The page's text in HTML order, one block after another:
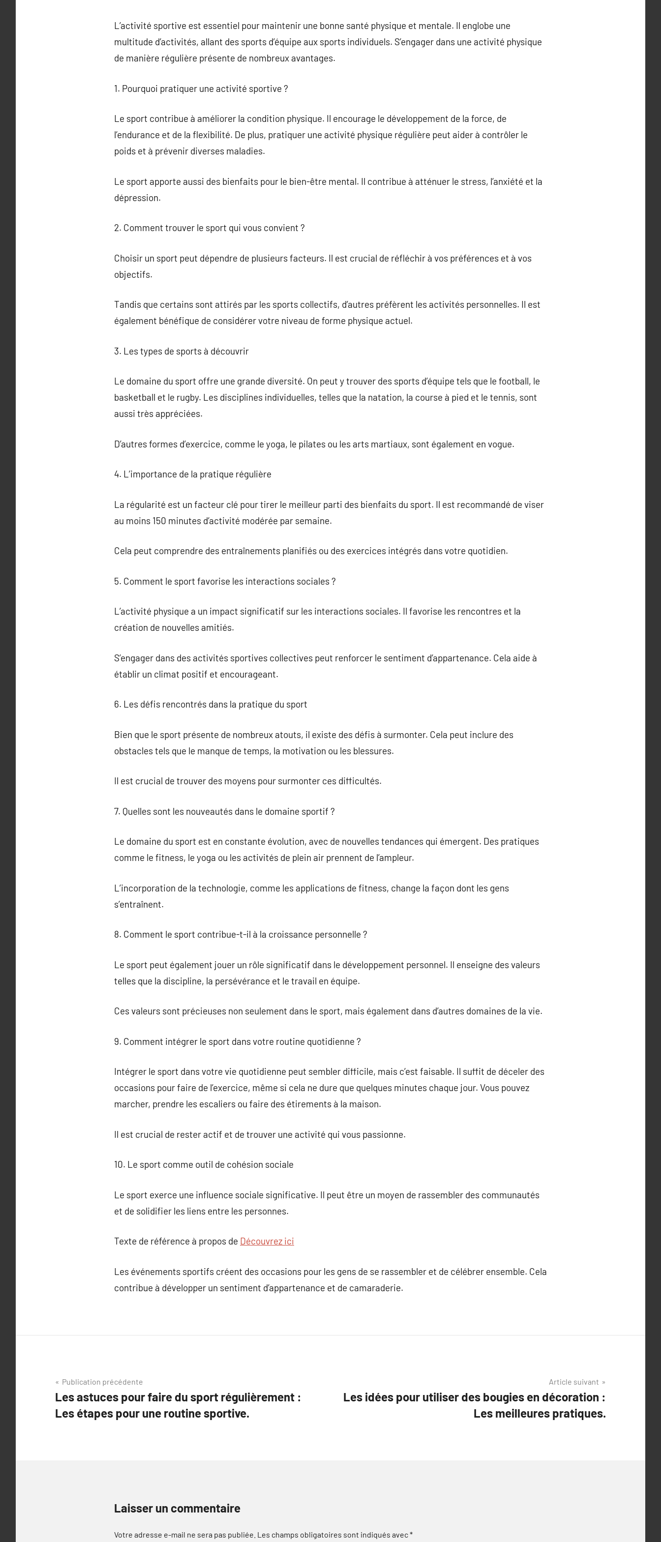
L’activité sportive est essentiel pour maintenir une bonne santé physique et mentale. Il englobe une
multitude d’activités, allant des sports d’équipe aux sports individuels. S’engager dans une activité physique
de manière régulière présente de nombreux avantages.
1. Pourquoi pratiquer une activité sportive ?
Le sport contribue à améliorer la condition physique. Il encourage le développement de la force, de
l’endurance et de la flexibilité. De plus, pratiquer une activité physique régulière peut aider à contrôler le
poids et à prévenir diverses maladies.
Le sport apporte aussi des bienfaits pour le bien-être mental. Il contribue à atténuer le stress, l’anxiété et la
dépression.
2. Comment trouver le sport qui vous convient ?
Choisir un sport peut dépendre de plusieurs facteurs. Il est crucial de réfléchir à vos préférences et à vos
objectifs.
Tandis que certains sont attirés par les sports collectifs, d’autres préfèrent les activités personnelles. Il est
également bénéfique de considérer votre niveau de forme physique actuel.
3. Les types de sports à découvrir
Le domaine du sport offre une grande diversité. On peut y trouver des sports d’équipe tels que le football, le
basketball et le rugby. Les disciplines individuelles, telles que la natation, la course à pied et le tennis, sont
aussi très appréciées.
D’autres formes d’exercice, comme le yoga, le pilates ou les arts martiaux, sont également en vogue.
4. L’importance de la pratique régulière
La régularité est un facteur clé pour tirer le meilleur parti des bienfaits du sport. Il est recommandé de viser
au moins 150 minutes d’activité modérée par semaine.
Cela peut comprendre des entraînements planifiés ou des exercices intégrés dans votre quotidien.
5. Comment le sport favorise les interactions sociales ?
L’activité physique a un impact significatif sur les interactions sociales. Il favorise les rencontres et la
création de nouvelles amitiés.
S’engager dans des activités sportives collectives peut renforcer le sentiment d’appartenance. Cela aide à
établir un climat positif et encourageant.
6. Les défis rencontrés dans la pratique du sport
Bien que le sport présente de nombreux atouts, il existe des défis à surmonter. Cela peut inclure des
obstacles tels que le manque de temps, la motivation ou les blessures.
Il est crucial de trouver des moyens pour surmonter ces difficultés.
7. Quelles sont les nouveautés dans le domaine sportif ?
Le domaine du sport est en constante évolution, avec de nouvelles tendances qui émergent. Des pratiques
comme le fitness, le yoga ou les activités de plein air prennent de l’ampleur.
L’incorporation de la technologie, comme les applications de fitness, change la façon dont les gens
s’entraînent.
8. Comment le sport contribue-t-il à la croissance personnelle ?
Le sport peut également jouer un rôle significatif dans le développement personnel. Il enseigne des valeurs
telles que la discipline, la persévérance et le travail en équipe.
Ces valeurs sont précieuses non seulement dans le sport, mais également dans d’autres domaines de la vie.
9. Comment intégrer le sport dans votre routine quotidienne ?
Intégrer le sport dans votre vie quotidienne peut sembler difficile, mais c’est faisable. Il suffit de déceler des
occasions pour faire de l’exercice, même si cela ne dure que quelques minutes chaque jour. Vous pouvez
marcher, prendre les escaliers ou faire des étirements à la maison.
Il est crucial de rester actif et de trouver une activité qui vous passionne.
10. Le sport comme outil de cohésion sociale
Le sport exerce une influence sociale significative. Il peut être un moyen de rassembler des communautés
et de solidifier les liens entre les personnes.
Texte de référence à propos de Découvrez ici
Les événements sportifs créent des occasions pour les gens de se rassembler et de célébrer ensemble. Cela
contribue à développer un sentiment d’appartenance et de camaraderie.
Navigation
de
l’article
Publication précédente
Les astuces pour faire du sport régulièrement :
Les étapes pour une routine sportive.
Article suivant
Les idées pour utiliser des bougies en décoration :
Les meilleures pratiques.
Laisser un commentaire
Votre adresse e-mail ne sera pas publiée. Les champs obligatoires sont indiqués avec*